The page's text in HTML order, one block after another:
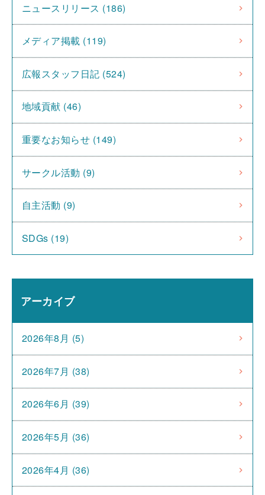
ニュースリリース (186)
メディア掲載 (119)
広報スタッフ日記 (524)
地域貢献 (46)
重要なお知らせ (149)
サークル活動 (9)
自主活動 (9)
SDGs (19)
アーカイブ
2026年8月 (5)
2026年7月 (38)
2026年6月 (39)
2026年5月 (36)
2026年4月 (36)